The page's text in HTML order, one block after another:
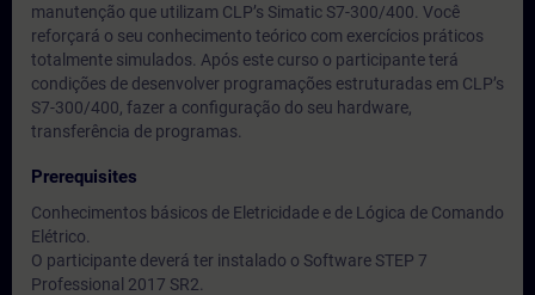
manutenção que utilizam CLP’s Simatic S7-300/400. Você
reforçará o seu conhecimento teórico com exercícios práticos
totalmente simulados. Após este curso o participante terá
condições de desenvolver programações estruturadas em CLP’s
S7-300/400, fazer a configuração do seu hardware,
transferência de programas.
Prerequisites
Conhecimentos básicos de Eletricidade e de Lógica de Comando
Elétrico.
O participante deverá ter instalado o Software STEP 7
Professional 2017 SR2.